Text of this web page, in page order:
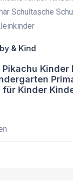
& Kind
Pikachu
für Kinder